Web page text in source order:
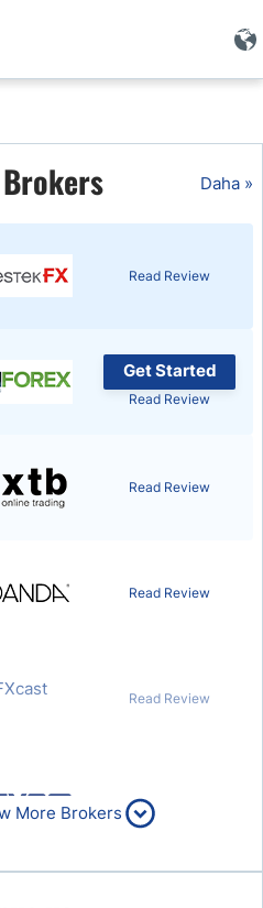
Daha »
Read Review
Get Started
Read Review
Read Review
Read Review
Read Review
Read Review
More Brokers